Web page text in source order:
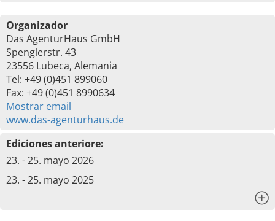
Organizador
Das AgenturHaus GmbH
Spenglerstr. 43
23556 Lubeca, Alemania
Tel: +49 (0)451 899060
Fax: +49 (0)451 8990634
Mostrar email
www.das-agenturhaus.de
Ediciones anteriore:
23. - 25. mayo 2026
23. - 25. mayo 2025